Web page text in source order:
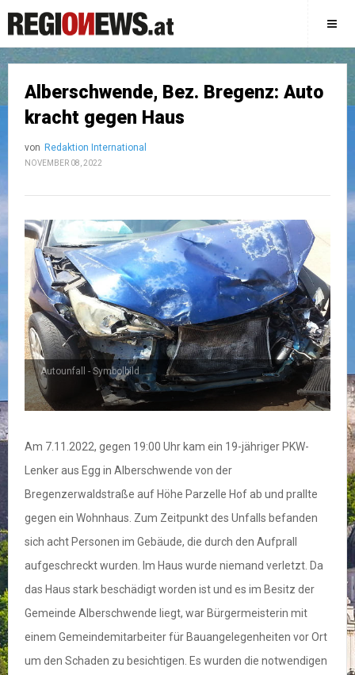
Alberschwende, Bez. Bregenz: Auto
kracht gegen Haus
von Redaktion International
NOVEMBER 08, 2022
Autounfall - Symbolbild
Am 7.11.2022, gegen 19:00 Uhr kam ein 19-jähriger PKW-
Lenker aus Egg in Alberschwende von der
Bregenzerwaldstraße auf Höhe Parzelle Hof ab und prallte
gegen ein Wohnhaus. Zum Zeitpunkt des Unfalls befanden
sich acht Personen im Gebäude, die durch den Aufprall
aufgeschreckt wurden. Im Haus wurde niemand verletzt. Da
das Haus stark beschädigt worden ist und es im Besitz der
Gemeinde Alberschwende liegt, war Bürgermeisterin mit
einem Gemeindemitarbeiter für Bauangelegenheiten vor Ort
um den Schaden zu besichtigen. Es wurden die notwendigen